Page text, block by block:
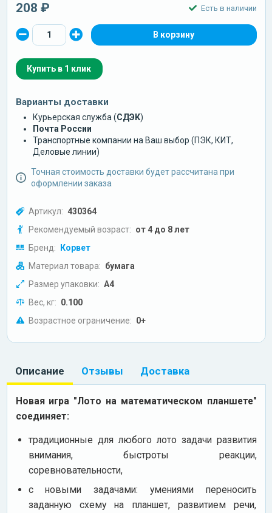
208 ₽ Есть в наличии
Купить в 1 клик
Варианты доставки
Курьерская служба (СДЭК)
Почта России
Транспортные компании на Ваш выбор (ПЭК, КИТ,
Деловые линии)
Точная стоимость доставки будет рассчитана при
оформлении заказа
Артикул: 430364
Рекомендуемый возраст: от 4 до 8 лет
Бренд: Корвет
Материал товара: бумага
Размер упаковки: А4
Вес, кг: 0.100
Возрастное ограничение: 0+
Описание Отзывы Доставка
Новая игра "Лото на математическом планшете"
соединяет:
традиционные для любого лото задачи развития
внимания, быстроты реакции,
соревновательности,
с новыми задачами: умениями переносить
заданную схему на планшет, развитием речи,